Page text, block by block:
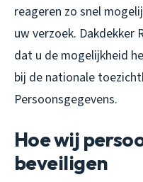
reageren zo snel
uw verzoek. Dakdekker
dat u de mogelijkheid
bij de nationale
Persoonsgegevens.
Hoe wij
beveiligen